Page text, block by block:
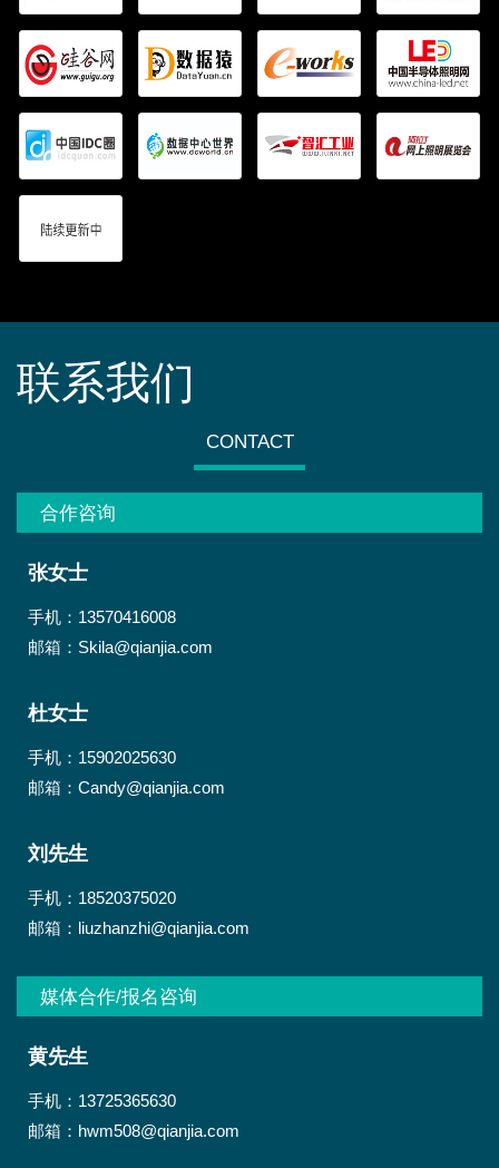
联系我们
CONTACT
合作咨询
张女士
手机：13570416008
邮箱：Skila@qianjia.com
杜女士
手机：15902025630
邮箱：Candy@qianjia.com
刘先生
手机：18520375020
邮箱：liuzhanzhi@qianjia.com
媒体合作/报名咨询
黄先生
手机：13725365630
邮箱：hwm508@qianjia.com